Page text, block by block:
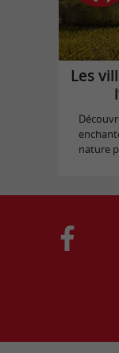
Les
nature